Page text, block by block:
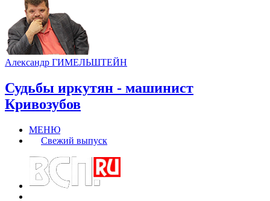
Александр ГИМЕЛЬШТЕЙН
Судьбы иркутян - машинист
Кривозубов
МЕНЮ
Свежий выпуск